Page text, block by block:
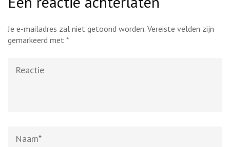
Je e-mailadres zal niet getoond worden. Vereiste velden zijn
gemarkeerd met *